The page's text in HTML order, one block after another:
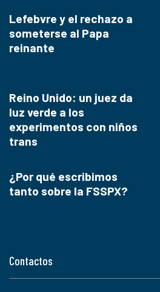
Contactos
Lefebvre y el rechazo a
someterse al Papa
reinante
Reino Unido: un juez da
luz verde a los
experimentos con niños
trans
¿Por qué escribimos
tanto sobre la FSSPX?